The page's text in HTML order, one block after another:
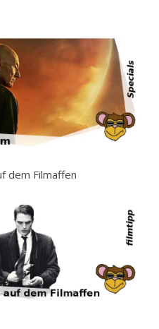
dem Filmaffen